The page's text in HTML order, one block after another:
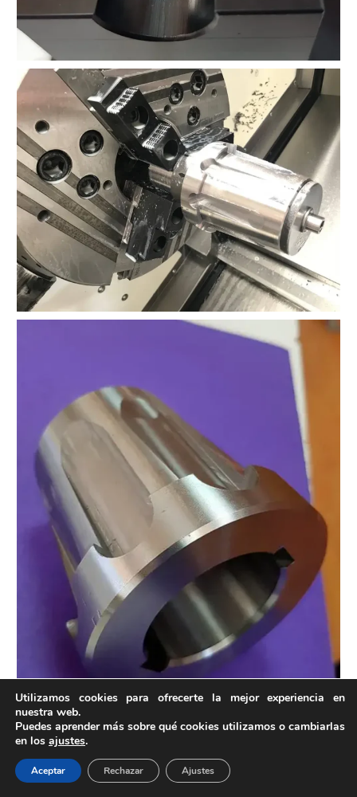
Utilizamos cookies para ofrecerte la mejor experiencia en
nuestra web.
Puedes aprender más sobre qué cookies utilizamos o cambiarlas
en los ajustes.
Aceptar Rechazar Ajustes